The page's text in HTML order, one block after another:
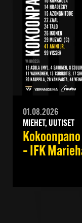
01.08.2026
MIEHET, UUTISET
– IFK